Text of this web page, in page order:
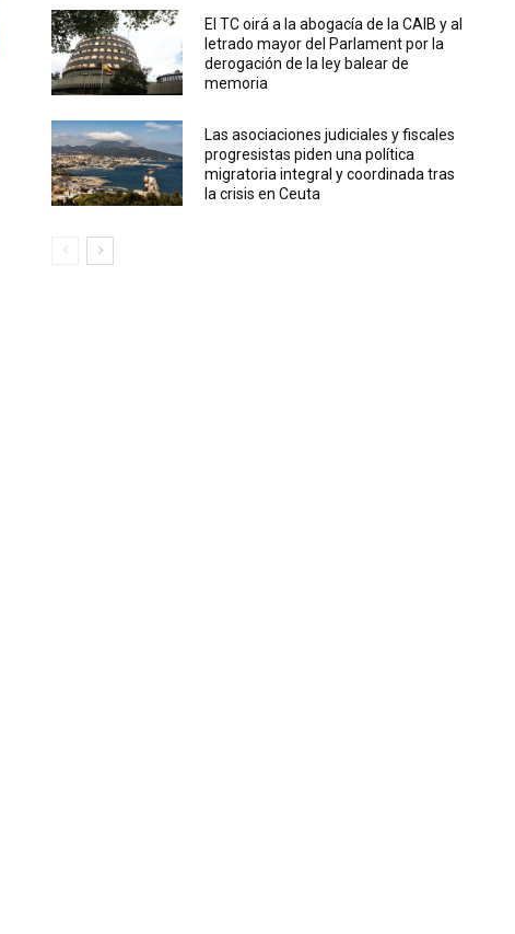
El TC oirá a la abogacía de la CAIB y al
letrado mayor del Parlament por la
derogación de la ley balear de
memoria
Las asociaciones judiciales y fiscales
progresistas piden una política
migratoria integral y coordinada tras
la crisis en Ceuta